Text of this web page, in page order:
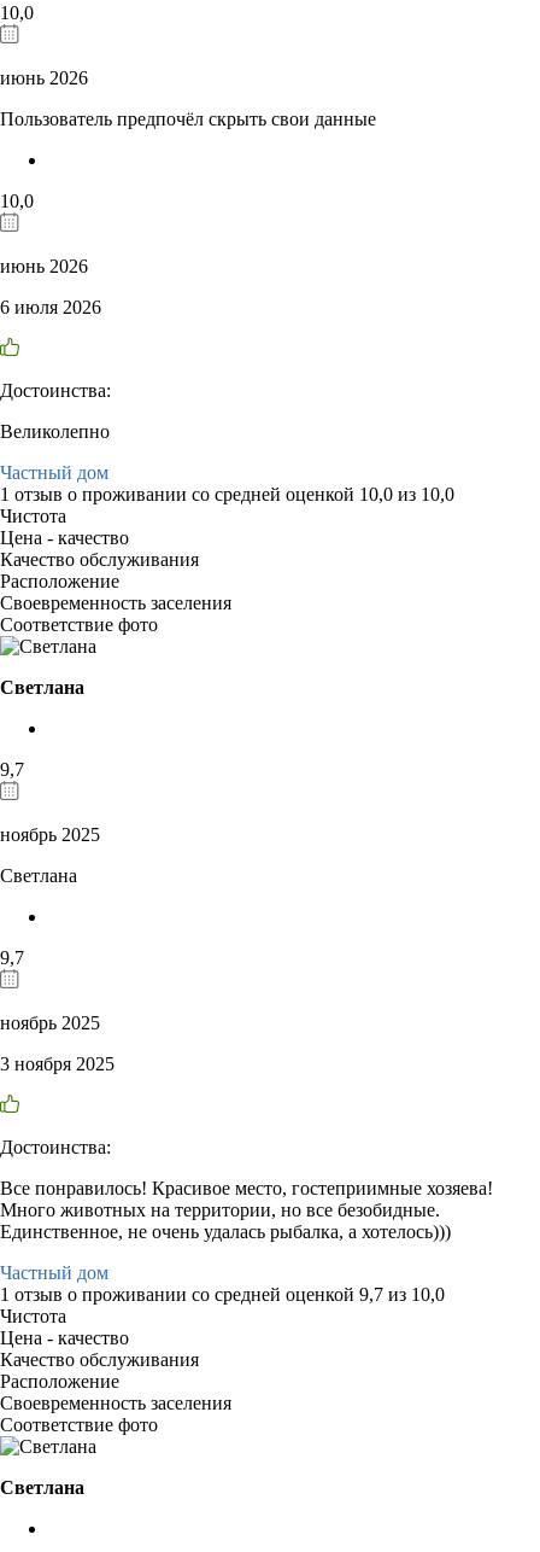
10,0
июнь 2026
Пользователь предпочёл скрыть свои данные
10,0
июнь 2026
6 июля 2026
Достоинства:
Великолепно
Частный дом
1 отзыв о проживании со средней оценкой 10,0 из 10,0
Чистота
Цена - качество
Качество обслуживания
Расположение
Своевременность заселения
Соответствие фото
Светлана
9,7
ноябрь 2025
Светлана
9,7
ноябрь 2025
3 ноября 2025
Достоинства:
Все понравилось! Красивое место, гостеприимные хозяева!
Много животных на территории, но все безобидные.
Единственное, не очень удалась рыбалка, а хотелось)))
Частный дом
1 отзыв о проживании со средней оценкой 9,7 из 10,0
Чистота
Цена - качество
Качество обслуживания
Расположение
Своевременность заселения
Соответствие фото
Светлана